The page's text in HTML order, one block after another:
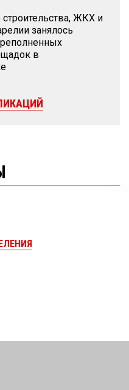
строительства, ЖКХ и
занялось
в